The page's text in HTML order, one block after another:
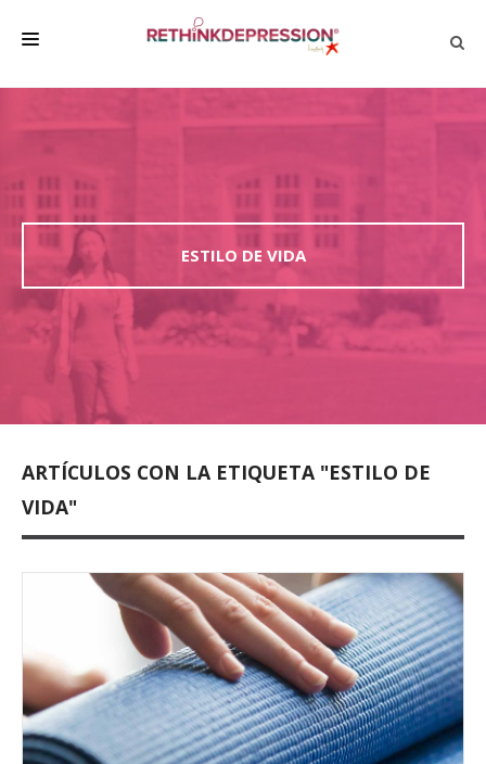
HABLAR CON LOS DEMÁS
BIENESTAR
FAMILIA Y AMIGOS
EMPRESA
DEPRESSÃO SEM RODEIOS
ESTILO DE VIDA
ARTÍCULOS CON LA ETIQUETA "ESTILO DE
VIDA"